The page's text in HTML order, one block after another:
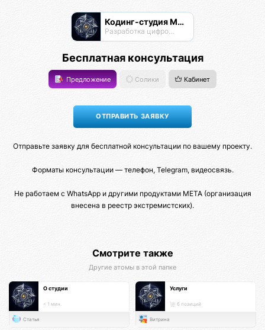
Кодинг-студия Магнатор
Разработка цифровых продуктов
Бесплатная консультация
Предложение Солики Кабинет
Отправьте заявку для бесплатной консультации по вашему проекту.
Форматы консультации — телефон, Telegram, видеосвязь.
Не работаем с WhatsApp и другими продуктами META (организация
внесена в реестр экстремистских).
Смотрите также
Другие атомы в этой папке
О студии
< 1 мин.
Статья
Услуги
6 позиций
Витрина